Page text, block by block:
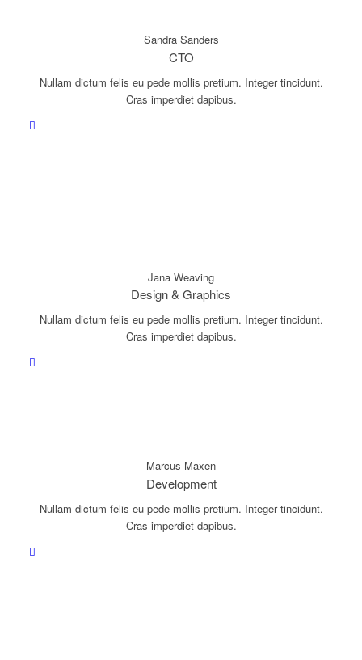
Sandra Sanders
CTO
Nullam dictum felis eu pede mollis pretium. Integer tincidunt.
Cras imperdiet dapibus.
Jana Weaving
Design & Graphics
Nullam dictum felis eu pede mollis pretium. Integer tincidunt.
Cras imperdiet dapibus.
Marcus Maxen
Development
Nullam dictum felis eu pede mollis pretium. Integer tincidunt.
Cras imperdiet dapibus.